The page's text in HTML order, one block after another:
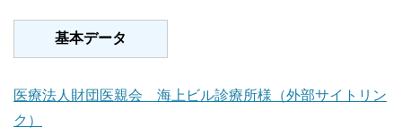
基本データ
医療法人財団医親会 海上ビル診療所様（外部サイトリン
ク）